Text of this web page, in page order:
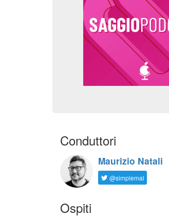
Conduttori
Maurizio Natali
@simplemal
Ospiti